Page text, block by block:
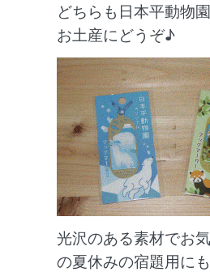
どちらも日本平動物
お土産にどうぞ♪
光沢のある素材でお
の夏休みの宿題用に